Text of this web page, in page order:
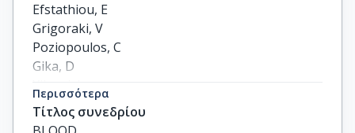
Efstathiou, E
Grigoraki, V
Poziopoulos, C
Gika, D
Xilouri, I
Zorzou, MP
others
Περισσότερα
Τίτλος συνεδρίου